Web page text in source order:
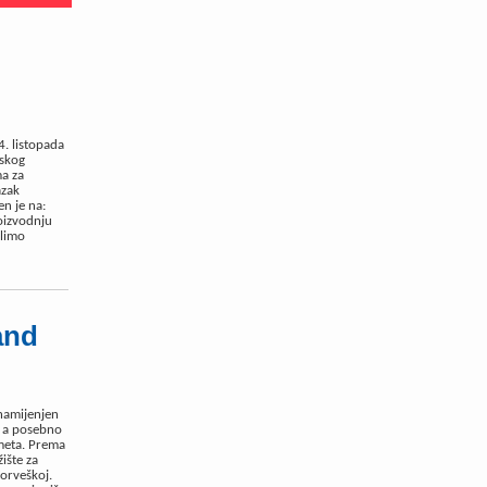
listopada
za
je na:
posebno
Prema
za